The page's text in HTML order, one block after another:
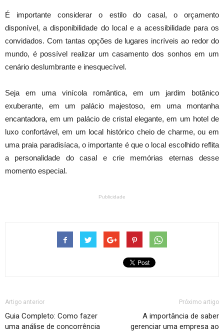
É importante considerar o estilo do casal, o orçamento
disponível, a disponibilidade do local e a acessibilidade para os
convidados. Com tantas opções de lugares incríveis ao redor do
mundo, é possível realizar um casamento dos sonhos em um
cenário deslumbrante e inesquecível.
Seja em uma vinícola romântica, em um jardim botânico
exuberante, em um palácio majestoso, em uma montanha
encantadora, em um palácio de cristal elegante, em um hotel de
luxo confortável, em um local histórico cheio de charme, ou em
uma praia paradisíaca, o importante é que o local escolhido reflita
a personalidade do casal e crie memórias eternas desse
momento especial.
Publicidade
Artigo anterior
Guia Completo: Como fazer
uma análise de concorrência
Próximo artigo
A importância de saber
gerenciar uma empresa ao